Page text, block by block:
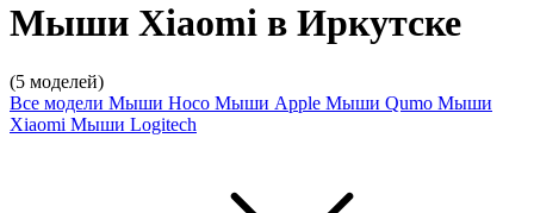
Мыши Xiaomi в Иркутске
(5 моделей)
Все модели Мыши Hoco Мыши Apple Мыши Qumo Мыши
Xiaomi Мыши Logitech